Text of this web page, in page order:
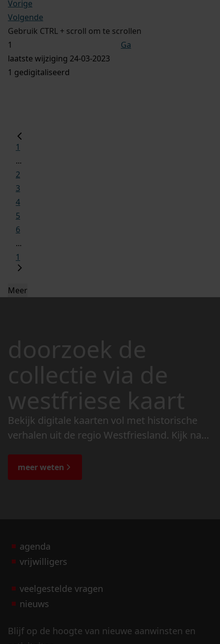
Vorige
Volgende
Gebruik CTRL + scroll om te scrollen
Ga
laatste wijziging 24-03-2023
1 gedigitaliseerd
1
...
2
3
4
5
6
...
1
Meer
doorzoek de
collectie via de
westfriese kaart
Bekijk digitale kaarten vol met historische
verhalen uit de regio Westfriesland. Kijk naar
de bijzondere verhalen.
meer weten
agenda
vrijwilligers
veelgestelde vragen
nieuws
Blijf op de hoogte van nieuwe aanwinsten en